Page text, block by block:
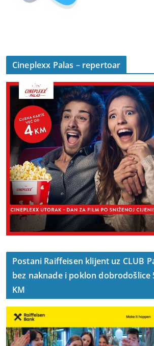
Cineplexx Palas – repertoar
Postani Raiffeisen klijent uz CLUB
bez naknade i poklon dobrodošlice
KM